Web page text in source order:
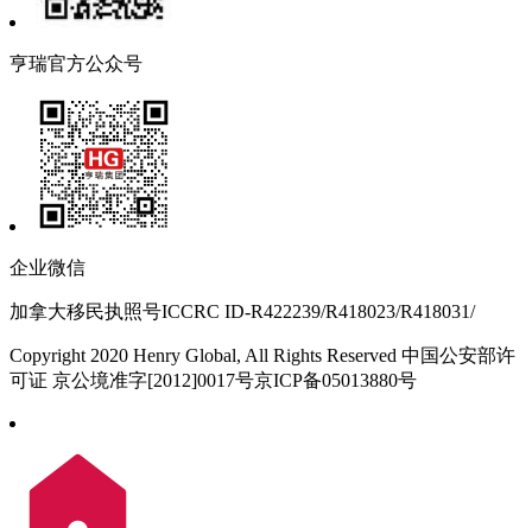
亨瑞官方公众号
企业微信
加拿大移民执照号ICCRC ID-R422239/R418023/R418031/
Copyright 2020 Henry Global, All Rights Reserved 中国公安部许
可证 京公境准字[2012]0017号京ICP备05013880号